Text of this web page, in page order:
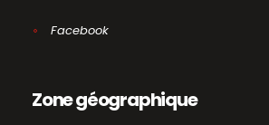
Facebook
Zone géographique